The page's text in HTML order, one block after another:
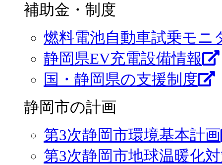
補助金・制度
燃料電池自動車試乗モニ
静岡県EV充電設備情報
国・静岡県の支援制度
静岡市の計画
第3次静岡市環境基本計画
第3次静岡市地球温暖化